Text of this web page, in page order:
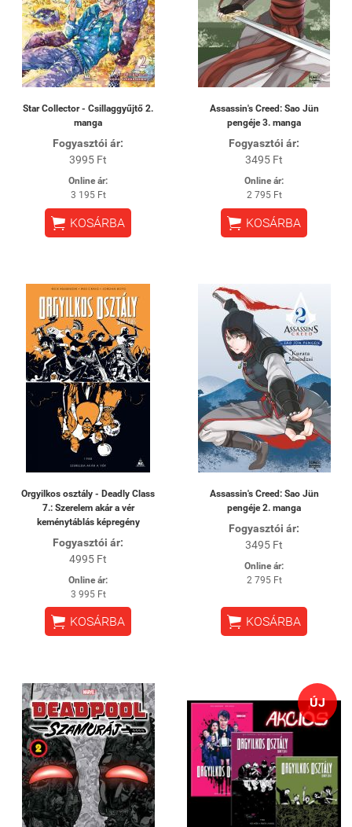
Star Collector - Csillaggyűjtő 2.
manga
Fogyasztói ár:
3995 Ft
Online ár:
3 195 Ft
 KOSÁRBA
Assassin's Creed: Sao Jün
pengéje 3. manga
Fogyasztói ár:
3495 Ft
Online ár:
2 795 Ft
 KOSÁRBA
Orgyilkos osztály - Deadly Class
7.: Szerelem akár a vér
keménytáblás képregény
Fogyasztói ár:
4995 Ft
Online ár:
3 995 Ft
 KOSÁRBA
Assassin's Creed: Sao Jün
pengéje 2. manga
Fogyasztói ár:
3495 Ft
Online ár:
2 795 Ft
 KOSÁRBA
ÚJ